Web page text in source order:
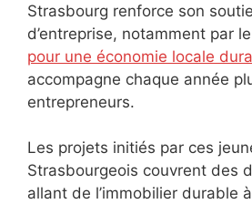
Strasbourg renforce son
d’entreprise, notamment par
pour une économie locale
accompagne chaque année
entrepreneurs.
Les projets initiés par ces
Strasbourgeois couvrent des
allant de l’immobilier durable